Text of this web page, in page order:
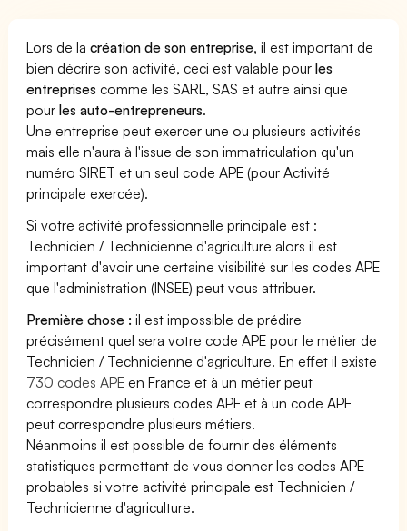
Lors de lacréation de son entreprise, il est important de
bien décrire son activité, ceci est valable pourles
entreprises comme les SARL, SAS et autre ainsi que
pourles auto-entrepreneurs.
Une entreprise peut exercer une ou plusieurs activités
mais elle n'aura à l'issue de son immatriculation qu'un
numéro SIRET et un seul code APE (pour Activité
principale exercée).
Si votre activité professionnelle principale est :
Technicien / Technicienne d'agriculture alors il est
important d'avoir une certaine visibilité sur les codes APE
que l'administration (INSEE) peut vous attribuer.
Première chose : il est impossible de prédire
précisément quel sera votre code APE pour le métier de
Technicien / Technicienne d'agriculture. En effet il existe
730 codes APE en France et à un métier peut
correspondre plusieurs codes APE et à un code APE
peut correspondre plusieurs métiers.
Néanmoins il est possible de fournir des éléments
statistiques permettant de vous donner les codes APE
probables si votre activité principale est Technicien /
Technicienne d'agriculture.